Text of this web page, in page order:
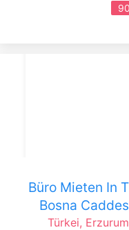
Büro Mieten In
Bosna
Türkei,